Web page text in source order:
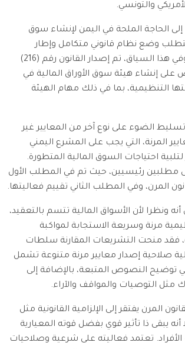
والتونسي.
الحاجة الملحة في اليمن لإنشاء سوق
وضع نظام قانوني متكامل وإطار
تشريعي مناسب. وفي هذا السياق، تم إصدار القانون رقم (216)
الذي نص على إنشاء هيئة سوق الأوراق المالية في
التنظيمية، بما في ذلك مهام الهيئة
الضوء على نوع آخر من المعايير غير
المرنة، التي يجب على المشرع اليمني
لتلبية احتياجات السوق المالية المتطورة.
مطلبين رئيسيين، حيث تم في المطلب الأول
المرن، وفي المطلب الثاني تقييم فعاليتها.
ونظرا لأن الأسواق المالية تتسم بالتعقيد،
مرنة وسريعة الاستجابة لمواكبة
فقد منحت التشريعات المقارنة سلطات
صلاحية إصدار معايير مرنة متنوعة تشمل
توضيح النصوص المتبعة، بالإضافة إلى
مثل التوصيات والمواقف والآراء.
المرن يفتقر إلى الإلزامية القانونية مثل
أنه يبقى ذا تأثير قوي بفضل قوته المعيارية
تعتمد فعاليته على شرعية وصلاحيات